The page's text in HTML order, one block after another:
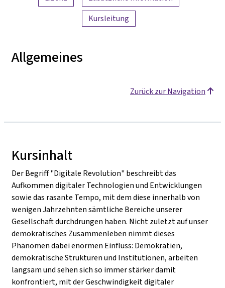
Kursleitung
Allgemeines
Zurück zur Navigation
Kursinhalt
Der Begriff "Digitale Revolution" beschreibt das
Aufkommen digitaler Technologien und Entwicklungen
sowie das rasante Tempo, mit dem diese innerhalb von
wenigen Jahrzehnten sämtliche Bereiche unserer
Gesellschaft durchdrungen haben. Nicht zuletzt auf unser
demokratisches Zusammenleben nimmt dieses
Phänomen dabei enormen Einfluss: Demokratien,
demokratische Strukturen und Institutionen, arbeiten
langsamund sehen sich so immer stärker damit
konfrontiert, mit der Geschwindigkeit digitaler